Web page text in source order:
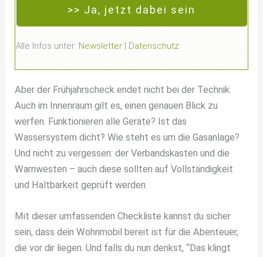
>> Ja, jetzt dabei sein
Alle Infos unter: Newsletter | Datenschutz
Aber der Frühjahrscheck endet nicht bei der Technik.
Auch im Innenraum gilt es, einen genauen Blick zu
werfen. Funktionieren alle Geräte? Ist das
Wassersystem dicht? Wie steht es um die Gasanlage?
Und nicht zu vergessen: der Verbandskasten und die
Warnwesten – auch diese sollten auf Vollständigkeit
und Haltbarkeit geprüft werden.
Mit dieser umfassenden Checkliste kannst du sicher
sein, dass dein Wohnmobil bereit ist für die Abenteuer,
die vor dir liegen. Und falls du nun denkst, “Das klingt